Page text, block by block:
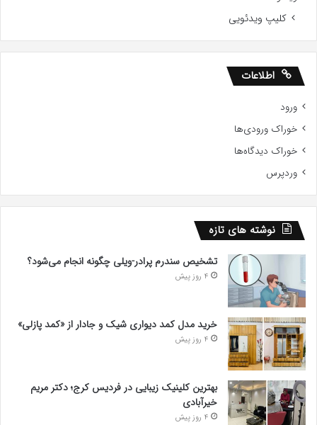
کلیپ ویدئویی
اطلاعات
ورود
خوراک ورودی‌ها
خوراک دیدگاه‌ها
وردپرس
نوشته های تازه
تشخیص سندرم پرادر-ویلی چگونه انجام می‌شود؟
4 روز پیش
خرید مدل کمد دیواری شیک و جادار از «کمد پازلی»
4 روز پیش
بهترین کلینیک زیبایی در فردیس کرج؛ دکتر مریم
خیرآبادی
4 روز پیش